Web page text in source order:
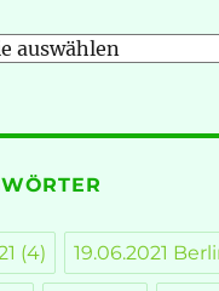
(4) 19.06.2021